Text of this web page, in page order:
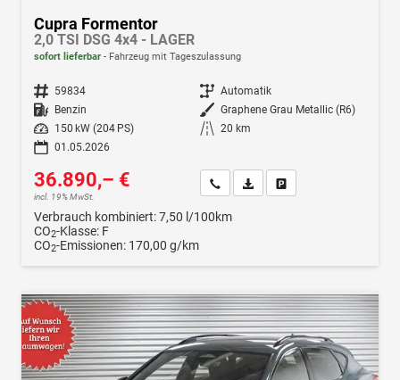
Cupra Formentor
2,0 TSI DSG 4x4 - LAGER
sofort lieferbar Fahrzeug mit Tageszulassung
Fahrzeugnr. 59834 Getriebe Automatik
Kraftstoff Benzin Außenfarbe Graphene Grau Metallic (R6)
Leistung
150 kW (204 PS) Kilometerstand 20 km
01.05.2026
36.890,– €
incl. 19% MwSt.
Wir rufen Sie anFahrzeugexposé (PDF)
Verbrauch kombiniert:7,50 l/100km
CO2-Klasse: F
CO2-Emissionen: 170,00 g/km